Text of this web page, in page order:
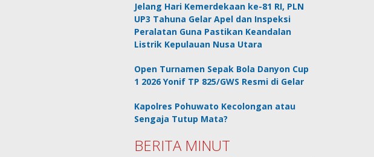
Jelang Hari Kemerdekaan ke-81 RI, PLN
UP3 Tahuna Gelar Apel dan Inspeksi
Peralatan Guna Pastikan Keandalan
Listrik Kepulauan Nusa Utara
Open Turnamen Sepak Bola Danyon Cup
1 2026 Yonif TP 825/GWS Resmi di Gelar
Kapolres Pohuwato Kecolongan atau
Sengaja Tutup Mata?
BERITA MINUT